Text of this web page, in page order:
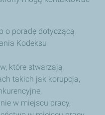
o poradę dotyczącą
Kodeksu
które stwarzają
takich jak korupcja,
w miejscu pracy,